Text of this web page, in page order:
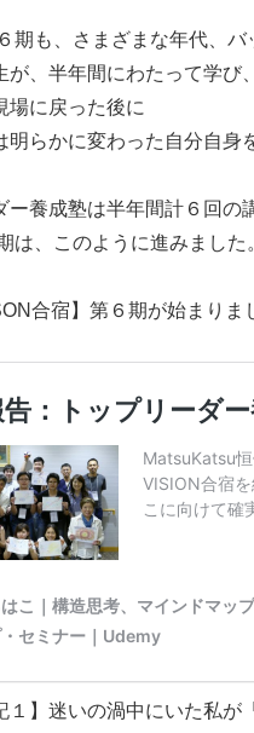
期も、さまざまな年代、バ
が、半年間にわたって学び、
場に戻った後に
明らかに変わった自分自身
ー養成塾は半年間計６回の
は、このように進みました
合宿】第６期が始まりま
１】迷いの渦中にいた私